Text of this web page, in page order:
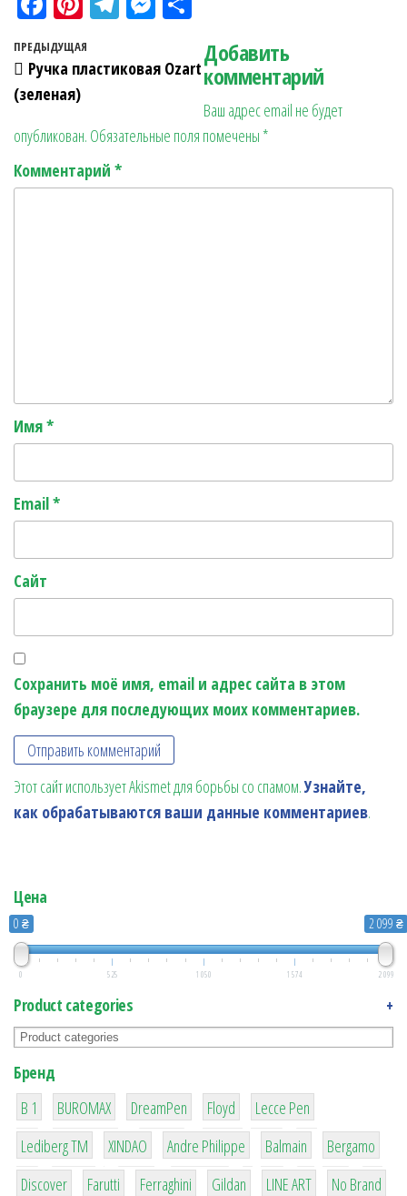
ce
bo
ok
nt
er
t
gr se
r
ра
в
ит
ь
Навигация по записям
Предыдущая запись
ПРЕДЫДУЩАЯ
Ручка пластиковая Ozart
(зеленая)
Добавить
комментарий
Ваш адрес email не будет
опубликован. Обязательные поля помечены *
Комментарий *
Имя*
Email*
Сайт
Сохранить моё имя, email и адрес сайта в этом
браузере для последующих моих комментариев.
Этот сайт использует Akismet для борьбы со спамом.Узнайте,
как обрабатываются ваши данные комментариев.
Цена
0 ₴ 2 099 ₴
0 525 1 050 1 574 2 099
Product categories +
Бренд
B 1
1
BUROMAX
1
DreamPen
2
Floyd
2
Lecce Pen
3
Lediberg ТМ
3
XINDAO
1
Andre Philippe
4
Balmain
26
Bergamo
64
Discover
299
Farutti
4
Ferraghini
42
Gildan
4
LINE ART
90
No Brand